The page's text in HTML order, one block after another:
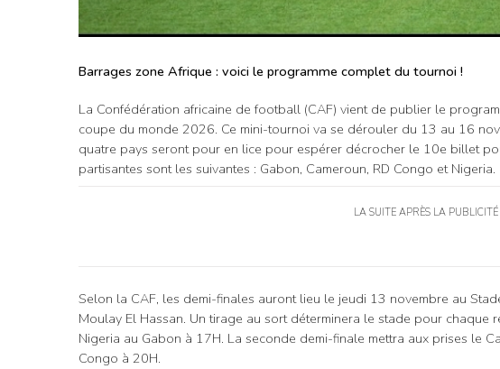
Barrages zone Afrique : voici le programme complet du tournoi !
La Confédération africaine de football (CAF) vient de publier le
coupe du monde 2026. Ce mini-tournoi va se dérouler du 13 au 16
quatre pays seront pour en lice pour espérer décrocher le 10e billet
partisantes sont les suivantes : Gabon, Cameroun, RD Congo et Nigeria.
LA SUITE APRÈS LA PUBLICITÉ
Selon la CAF, les demi-finales auront lieu le jeudi 13 novembre au
Moulay El Hassan. Un tirage au sort déterminera le stade pour chaque
Nigeria au Gabon à 17H. La seconde demi-finale mettra aux prises le
Congo à 20H.